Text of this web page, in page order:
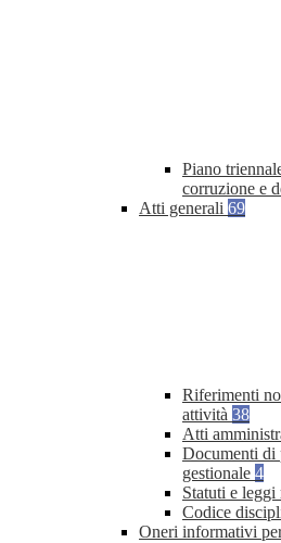
Piano
corruzione e
Atti generali 69
Riferimenti
attività 38
Atti
Documenti di
gestionale 4
Statuti e leggi
Codice
Oneri informativi